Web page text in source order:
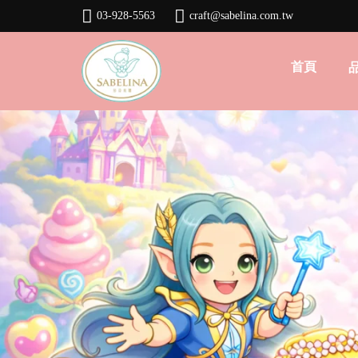
03-928-5563 craft@sabelina.com.tw
首頁